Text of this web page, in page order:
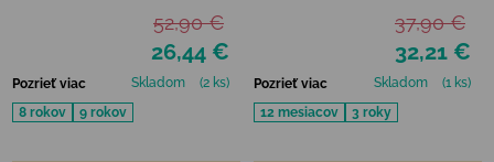
26,44 €
52,90 €
Pozrieť viac Skladom
(2 ks)
8 rokov
9 rokov
32,21 €
37,90 €
Pozrieť viac Skladom
(1 ks)
12 mesiacov
3 roky